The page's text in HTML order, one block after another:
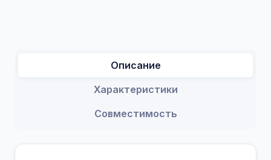
Описание
Характеристики
Совместимость